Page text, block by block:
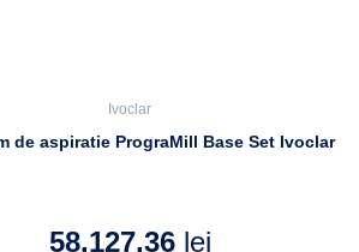
Ivoclar
de aspiratie PrograMill Base Set Ivoclar
58.127,36 lei